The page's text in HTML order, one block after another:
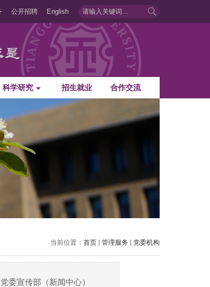
公开招聘 English
科学研究 招生就业 合作交流
当前位置： 首页 管理服务 党委机构
党委宣传部（新闻中心）